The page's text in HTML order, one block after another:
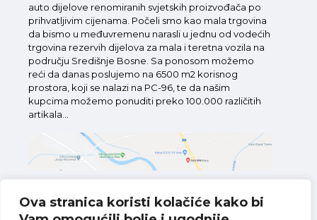
Ova stranica koristi kolačiće kako bi
auto dijelove renomiranih svjetskih proizvođača po
prihvatljivim cijenama. Počeli smo kao mala trgovina
da bismo u međuvremenu narasli u jednu od vodećih
trgovina rezervih dijelova za mala i teretna vozila na
području Središnje Bosne. Sa ponosom možemo
reći da danas poslujemo na 6500 m2 korisnog
prostora, koji se nalazi na PC-96, te da našim
kupcima možemo ponuditi preko 100.000 različitih
artikala...